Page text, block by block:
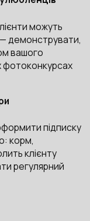
можуть
демонструвати,
вашого
фотоконкурсах
підписку
корм,
клієнту
регулярний